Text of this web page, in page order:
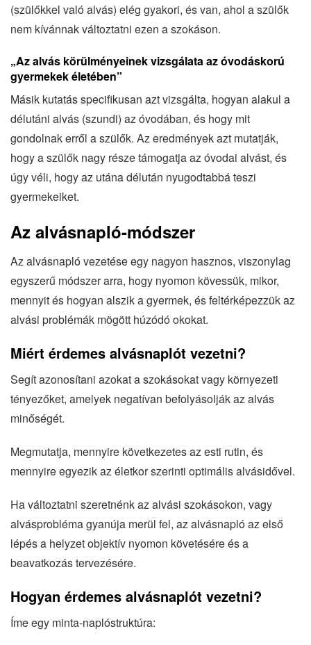
(szülőkkel való alvás) elég gyakori, és van, ahol a szülők
nem kívánnak változtatni ezen a szokáson.
„Az alvás körülményeinek vizsgálata az óvodáskorú
gyermekek életében”
Másik kutatás specifikusan azt vizsgálta, hogyan alakul a
délutáni alvás (szundi) az óvodában, és hogy mit
gondolnak erről a szülők. Az eredmények azt mutatják,
hogy a szülők nagy része támogatja az óvodai alvást, és
úgy véli, hogy az utána délután nyugodtabbá teszi
gyermekeiket.
Az alvásnapló-módszer
Az alvásnapló vezetése egy nagyon hasznos, viszonylag
egyszerű módszer arra, hogy nyomon kövessük, mikor,
mennyit és hogyan alszik a gyermek, és feltérképezzük az
alvási problémák mögött húzódó okokat.
Miért érdemes alvásnaplót vezetni?
Segít azonosítani azokat a szokásokat vagy környezeti
tényezőket, amelyek negatívan befolyásolják az alvás
minőségét.
Megmutatja, mennyire következetes az esti rutin, és
mennyire egyezik az életkor szerinti optimális alvásidővel.
Ha változtatni szeretnénk az alvási szokásokon, vagy
alvásprobléma gyanúja merül fel, az alvásnapló az első
lépés a helyzet objektív nyomon követésére és a
beavatkozás tervezésére.
Hogyan érdemes alvásnaplót vezetni?
Íme egy minta-naplóstruktúra: